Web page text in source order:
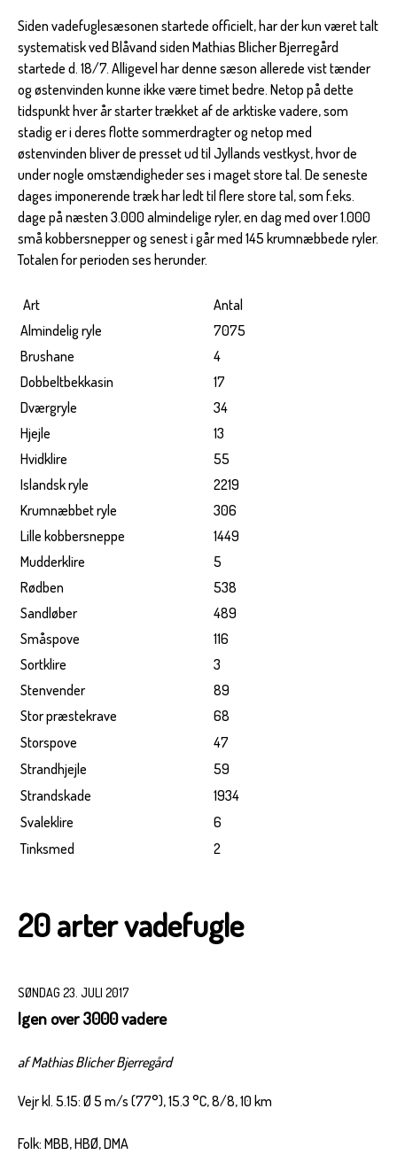
Siden vadefuglesæsonen startede officielt, har der kun været talt
systematisk ved Blåvand siden Mathias Blicher Bjerregård
startede d. 18/7. Alligevel har denne sæson allerede vist tænder
og østenvinden kunne ikke være timet bedre. Netop på dette
tidspunkt hver år starter trækket af de arktiske vadere, som
stadig er i deres flotte sommerdragter og netop med
østenvinden bliver de presset ud til Jyllands vestkyst, hvor de
under nogle omstændigheder ses i maget store tal. De seneste
dages imponerende træk har ledt til flere store tal, som f.eks.
dage på næsten 3.000 almindelige ryler, en dag med over 1.000
små kobbersnepper og senest i går med 145 krumnæbbede ryler.
Totalen for perioden ses herunder.
Art
Antal
Almindelig ryle
7075
Brushane
4
Dobbeltbekkasin
17
Dværgryle
34
Hjejle
13
Hvidklire
55
Islandsk ryle
2219
Krumnæbbet ryle
306
Lille kobbersneppe
1449
Mudderklire
5
Rødben
538
Sandløber
489
Småspove
116
Sortklire
3
Stenvender
89
Stor præstekrave
68
Storspove
47
Strandhjejle
59
Strandskade
1934
Svaleklire
6
Tinksmed
2
20 arter vadefugle
SØNDAG 23. JULI 2017
Igen over 3000 vadere
af Mathias Blicher Bjerregård
Vejr kl. 5.15: Ø 5 m/s (77°), 15.3 °C, 8/8, 10 km
Folk: MBB, HBØ, DMA